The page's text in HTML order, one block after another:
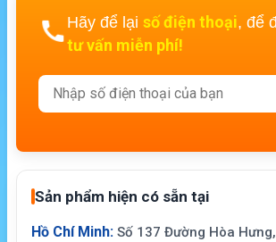
Hãy để lại số điện thoại, để
tư vấn miễn phí!
Sản phẩm hiện có sẵn tại
Hồ Chí Minh: Số 137 Đường Hòa